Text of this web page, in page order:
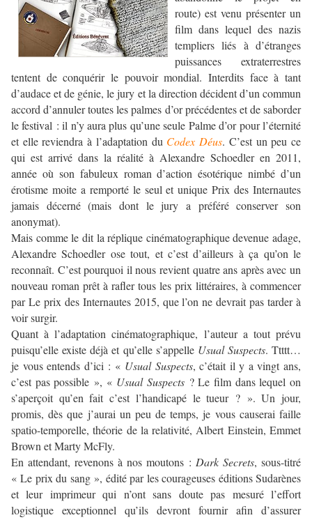
route) est venu présenter un
film dans lequel des nazis
templiers liés à d’étranges
puissances extraterrestres
tentent de conquérir le pouvoir mondial. Interdits face à tant
d’audace et de génie, le jury et la direction décident d’un commun
accord d’annuler toutes les palmes d’or précédentes et de saborder
le festival : il n’y aura plus qu’une seule Palme d’or pour l’éternité
et elle reviendra à l’adaptation du Codex Déus. C’est un peu ce
qui est arrivé dans la réalité à Alexandre Schoedler en 2011,
année où son fabuleux roman d’action ésotérique nimbé d’un
érotisme moite a remporté le seul et unique Prix des Internautes
jamais décerné (mais dont le jury a préféré conserver son
anonymat).
Mais comme le dit la réplique cinématographique devenue adage,
Alexandre Schoedler ose tout, et c’est d’ailleurs à ça qu’on le
reconnaît. C’est pourquoi il nous revient quatre ans après avec un
nouveau roman prêt à rafler tous les prix littéraires, à commencer
par Le prix des Internautes 2015, que l’on ne devrait pas tarder à
voir surgir.
Quant à l’adaptation cinématographique, l’auteur a tout prévu
puisqu’elle existe déjà et qu’elle s’appelle Usual Suspects. Ttttt…
je vous entends d’ici : « Usual Suspects, c’était il y a vingt ans,
c’est pas possible », « Usual Suspects ? Le film dans lequel on
s’aperçoit qu’en fait c’est l’handicapé le tueur ? ». Un jour,
promis, dès que j’aurai un peu de temps, je vous causerai faille
spatio-temporelle, théorie de la relativité, Albert Einstein, Emmet
Brown et Marty McFly.
En attendant, revenons à nos moutons : Dark Secrets, sous-titré
« Le prix du sang », édité par les courageuses éditions Sudarènes
et leur imprimeur qui n’ont sans doute pas mesuré l’effort
logistique exceptionnel qu’ils devront fournir afin d’assurer